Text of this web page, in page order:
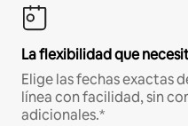
La flexibilidad que
Elige las fechas exactas
línea con facilidad, sin
adicionales.*